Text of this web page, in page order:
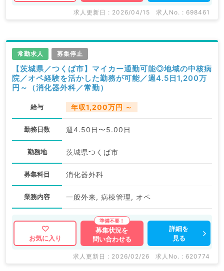
求人更新日 : 2026/04/15 求人No. : 698461
常勤求人 募集停止
【茨城県／つくば市】マイカー通勤可能◎地域の中核病
院／オペ経験を活かした勤務が可能／週4.5日1,200万
円～（消化器外科／常勤）
給与 年収1,200万円 ～
勤務日数 週4.50日〜5.00日
勤務地 茨城県つくば市
募集科目 消化器外科
業務内容 一般外来, 病棟管理, オペ
お気に入り
募集状況を
問い合わせる
詳細を
見る
求人更新日 : 2026/02/26 求人No. : 620774